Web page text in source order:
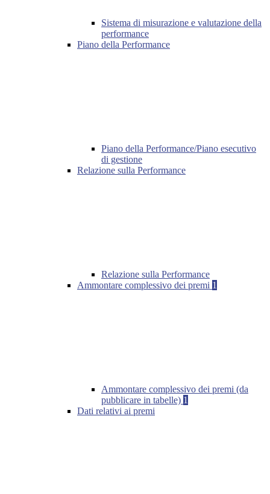
Sistema di misurazione e valutazione della
performance
Piano della Performance
Piano della Performance/Piano esecutivo
di gestione
Relazione sulla Performance
Relazione sulla Performance
Ammontare complessivo dei premi 1
Ammontare complessivo dei premi (da
pubblicare in tabelle) 1
Dati relativi ai premi